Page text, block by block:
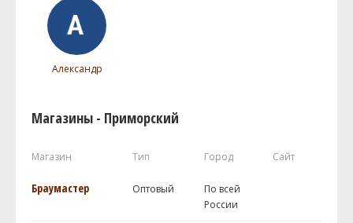
Александр
Магазины - Приморский
Магазин Тип Город Сайт
Браумастер Оптовый
По всей
России